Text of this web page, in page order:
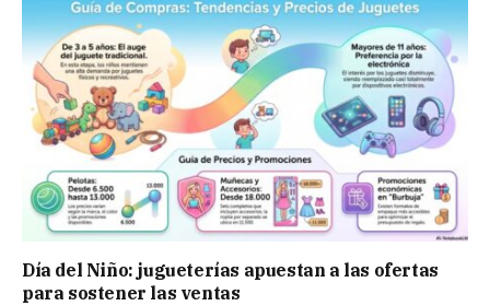
Día del Niño: jugueterías apuestan a las ofertas
para sostener las ventas